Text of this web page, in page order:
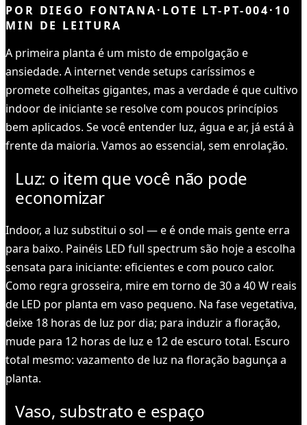
POR DIEGO FONTANA· LOTE LT-PT-004· 10
MIN DE LEITURA
A primeira planta é um misto de empolgação e
ansiedade. A internet vende setups caríssimos e
promete colheitas gigantes, mas a verdade é que cultivo
indoor de iniciante se resolve com poucos princípios
bem aplicados. Se você entender luz, água e ar, já está à
frente da maioria. Vamos ao essencial, sem enrolação.
Luz: o item que você não pode
economizar
Indoor, a luz substitui o sol — e é onde mais gente erra
para baixo. Painéis LED full spectrum são hoje a escolha
sensata para iniciante: eficientes e com pouco calor.
Como regra grosseira, mire em torno de 30 a 40 W reais
de LED por planta em vaso pequeno. Na fase vegetativa,
deixe 18 horas de luz por dia; para induzir a floração,
mude para 12 horas de luz e 12 de escuro total. Escuro
total mesmo: vazamento de luz na floração bagunça a
planta.
Vaso, substrato e espaço